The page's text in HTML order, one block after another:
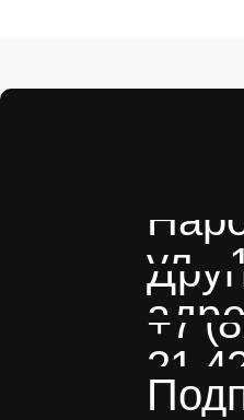
+7
21
ул.,